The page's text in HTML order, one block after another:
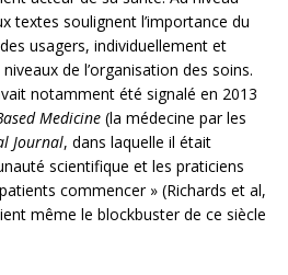
textes soulignent l’importance du
usagers, individuellement et
de l’organisation des soins.
notamment été signalé en 2013
Medicine (la médecine par les
Journal, dans laquelle il était
scientifique et les praticiens
commencer » (Richards et al,
même le blockbuster de ce siècle